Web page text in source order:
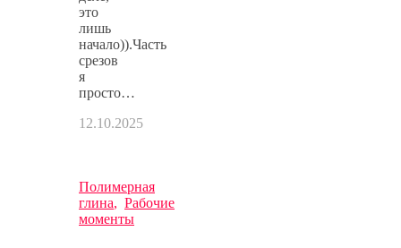
это
лишь
начало)).Часть
срезов
я
просто…
12.10.2025
Полимерная
глина, Рабочие
моменты